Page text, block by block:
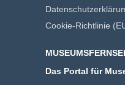
Cookie-Richtlinie
Das Portal für